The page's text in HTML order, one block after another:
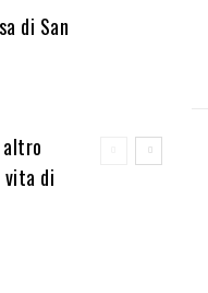
di San
altro
vita di